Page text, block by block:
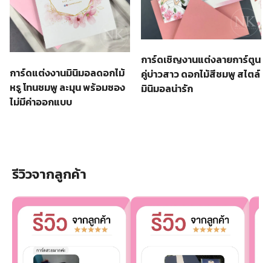
การ์ดแต่งงานมินิมอลดอกไม้
หรู โทนชมพู ละมุน พร้อมซอง
ไม่มีค่าออกแบบ
การ์ดเชิญงานแต่งลายการ์ตูน
คู่บ่าวสาว ดอกไม้สีชมพู สไตล์
มินิมอลน่ารัก
รีวิวจากลูกค้า